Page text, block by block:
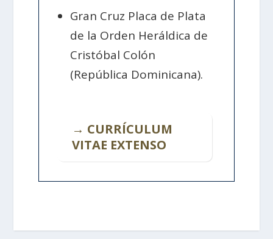
Gran Cruz Placa de Plata
de la Orden Heráldica de
Cristóbal Colón
(República Dominicana).
→ CURRÍCULUM
VITAE EXTENSO